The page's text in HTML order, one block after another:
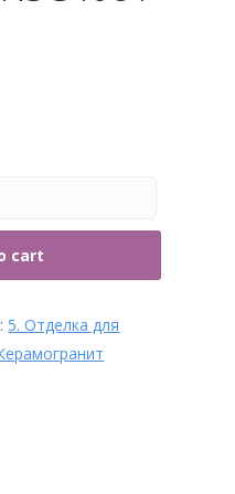
cart
5. Отделка для